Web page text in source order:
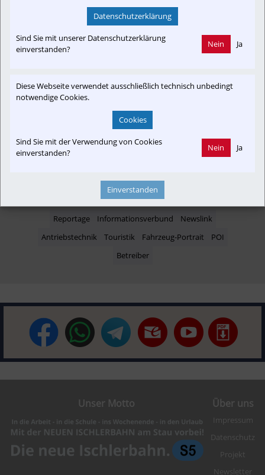
Newslink: Klicken Sie hier um auf den externen Artikel von
zu gelangen.
Interessensgruppen
Tourist Fachbeitrag
In-Motion
Branchenbeitrag
Reportage Informationsverbund
Newslink
Antriebstechnik
Touristik Fahrzeug-Portrait
POI
Betreiber
Unser Motto Über uns
Impressum
Datenschutz
Projekt
Newsletter
Datenschutzerklärung
Sind Sie mit unserer Datenschutzerklärung
einverstanden?
Nein Ja
Diese Webseite verwendet ausschließlich technisch unbedingt
notwendige Cookies.
Cookies
Sind Sie mit der Verwendung von Cookies
einverstanden?
Nein Ja
Einverstanden